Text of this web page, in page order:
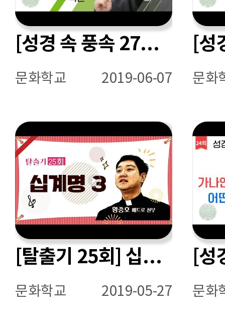
[성경 속 풍속 27회] 마귀는 존재하는가?-2
문화학교 2019-06-07 문화
[탈출기 25회] 십계명 3
문화학교 2019-05-27 문화